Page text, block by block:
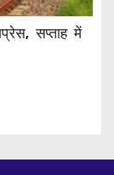
सप्ताह में